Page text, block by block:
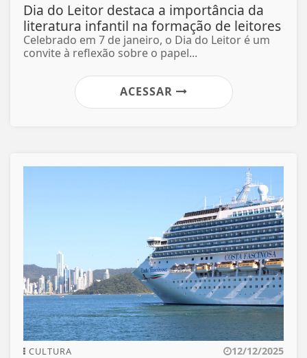
Dia do Leitor destaca a importância da
literatura infantil na formação de leitores
Celebrado em 7 de janeiro, o Dia do Leitor é um
convite à reflexão sobre o papel...
ACESSAR
CULTURA 12/12/2025